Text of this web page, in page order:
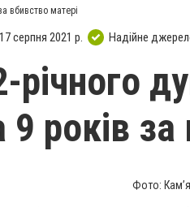
вбивство матері
серпня 2021 р. Надійне
річного
9 років
Фото: